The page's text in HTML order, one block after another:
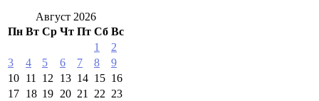
Август 2026
Пн Вт Ср Чт Пт Сб Вс
1
2
3
4 5 6 7 8
9
10 11 12 13 14 15 16
17 18 19 20 21 22 23